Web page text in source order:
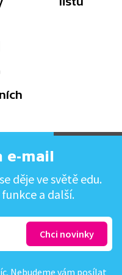
e-mail
děje ve světě edu.
a další.
Nebudeme vám posílat